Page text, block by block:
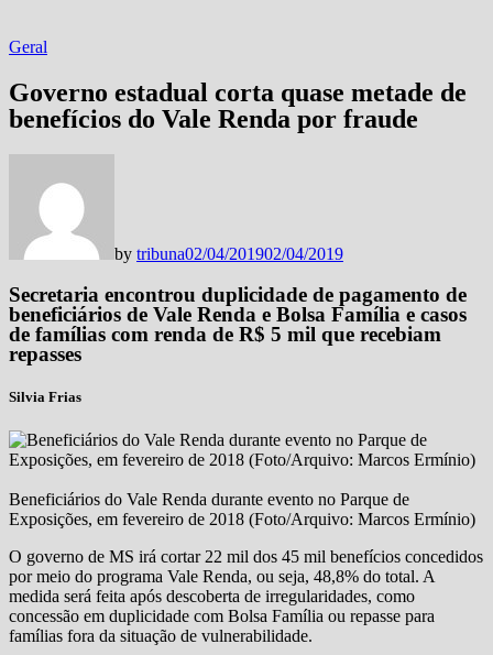
Geral
Governo estadual corta quase metade de
benefícios do Vale Renda por fraude
by tribuna02/04/201902/04/2019
Secretaria encontrou duplicidade de pagamento de
beneficiários de Vale Renda e Bolsa Família e casos
de famílias com renda de R$ 5 mil que recebiam
repasses
Silvia Frias
Beneficiários do Vale Renda durante evento no Parque de
Exposições, em fevereiro de 2018 (Foto/Arquivo: Marcos Ermínio)
O governo de MS irá cortar 22 mil dos 45 mil benefícios concedidos
por meio do programa Vale Renda, ou seja, 48,8% do total. A
medida será feita após descoberta de irregularidades, como
concessão em duplicidade com Bolsa Família ou repasse para
famílias fora da situação de vulnerabilidade.